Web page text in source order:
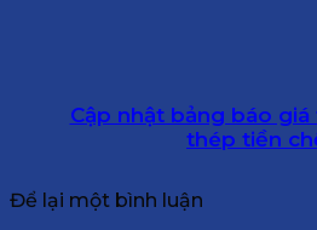
Cập nhật bảng báo
thép tiền
Để lại một bình luận